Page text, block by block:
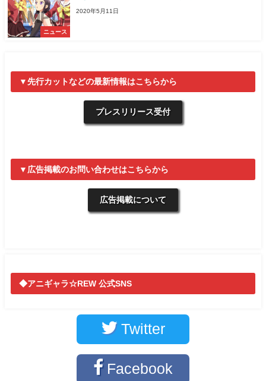
ニュース
2020年5月11日
▼先行カットなどの最新情報はこちらから
プレスリリース受付
▼広告掲載のお問い合わせはこちらから
広告掲載について
◆アニギャラ☆REW 公式SNS
Twitter
Facebook